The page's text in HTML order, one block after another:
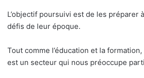
L’objectif poursuivi est de les préparer
défis de leur époque.
Tout comme l’éducation et la
est un secteur qui nous préoccupe